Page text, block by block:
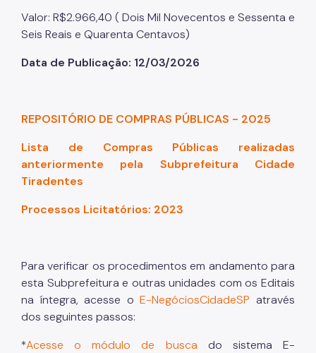
Valor: R$2.966,40 ( Dois Mil Novecentos e Sessenta e
Seis Reais e Quarenta Centavos)
Data de Publicação: 12/03/2026
REPOSITÓRIO DE COMPRAS PÚBLICAS - 2025
Lista de Compras Públicas realizadas
anteriormente pela Subprefeitura Cidade
Tiradentes
Processos Licitatórios: 2023
Para verificar os procedimentos em andamento para
esta Subprefeitura e outras unidades com os Editais
na íntegra, acesse o E-NegóciosCidadeSP através
dos seguintes passos:
*Acesse o módulo de busca do sistema E-